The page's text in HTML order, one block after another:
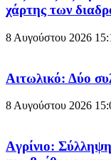
χάρτης των
8 Αυγούστου 2026
Aιτωλικό: Δύο
8 Αυγούστου 2026
Aγρίνιο: